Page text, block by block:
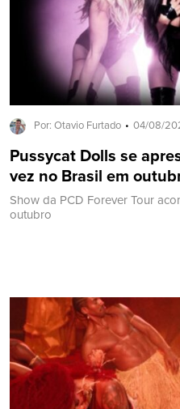
Por: Otavio Furtado 04/08/
Pussycat Dolls se
vez no Brasil em
Show da PCD Forever Tour
outubro